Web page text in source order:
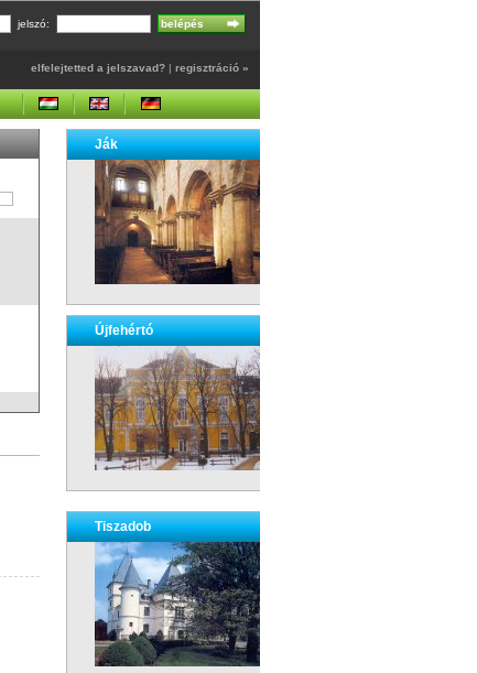
jelszó:
elfelejtetted a jelszavad? | regisztráció »
Ják
Újfehértó
Tiszadob